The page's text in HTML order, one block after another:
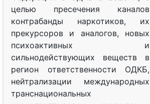
целью пресечения каналов
контрабанды наркотиков, их
прекурсоров и аналогов, новых
психоактивных и
сильнодействующих веществ в
регион ответственности ОДКБ,
нейтрализации международных
транснациональных